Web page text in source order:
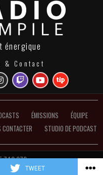
TWEET
énergique
& Contact
ÉMISSIONS
ÉQUIPE
CONTACTER STUDIO DE PODCAST
●
gestion des cookies